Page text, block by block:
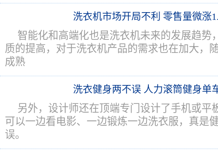
洗衣机市场开局不利 零售量微涨
智能化和高端化也是洗衣机未来的发展趋势
质的提高，对于洗衣机产品的需求也在加大，
成熟
洗衣健身两不误 人力滚筒健身单
另外，设计师还在顶端专门设计了手机或平
可以一边看电影、一边锻炼一边洗衣服，真是
误。